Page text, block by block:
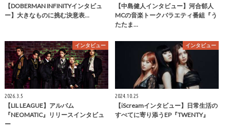
【DOBERMAN INFINITYインタビュ
ー】大きなものに挑む決意表…
【中島健人インタビュー】河合郁人
MCの音楽トークバラエティ番組『う
たたま…
インタビュー
2026.3.5
【LIL LEAGUE】アルバム
『NEOMATIC』リリースインタビュ
ー
インタビュー
2024.10.25
【iScreamインタビュー】日常生活の
すべてに寄り添うEP『TWENTY』